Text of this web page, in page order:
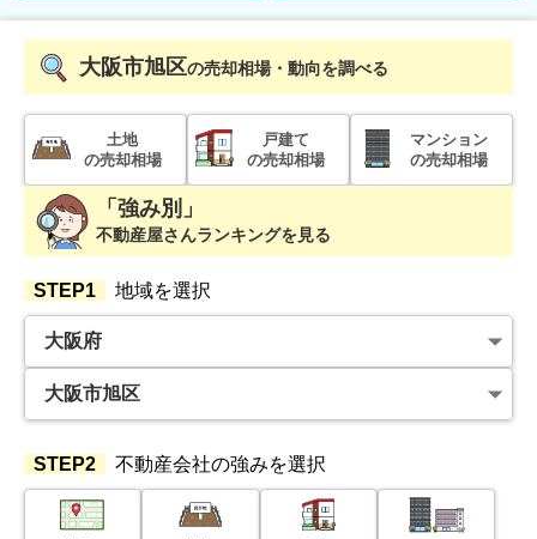
大阪市旭区の売却相場・動向を調べる
土地
の売却相場
戸建て
の売却相場
マンション
の売却相場
「強み別」
不動産屋さんランキングを見る
STEP1 地域を選択
STEP2 不動産会社の強みを選択